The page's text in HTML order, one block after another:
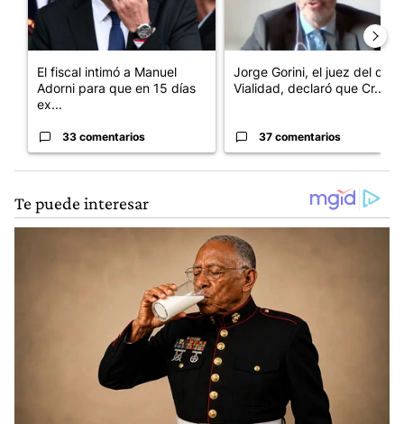
El fiscal intimó a Manuel
Adorni para que en 15 días
ex...
33 comentarios
Jorge Gorini, el juez del caso
Vialidad, declaró que Cr...
37 comentarios